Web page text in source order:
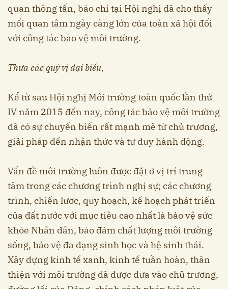
quan thông tấn, báo chí tại Hội nghị đã cho thấy
mối quan tâm ngày càng lớn của toàn xã hội đối
với công tác bảo vệ môi trường.
Thưa các quý vị đại biểu,
Kể từ sau Hội nghị Môi trường toàn quốc lần thứ
IV năm 2015 đến nay, công tác bảo vệ môi trường
đã có sự chuyển biến rất mạnh mẽ từ chủ trương,
giải pháp đến nhận thức và tư duy hành động.
Vấn đề môi trường luôn được đặt ở vị trí trung
tâm trong các chương trình nghị sự; các chương
trình, chiến lươc, quy hoạch, kế hoạch phát triển
của đất nước với mục tiêu cao nhất là bảo vệ sức
khỏe Nhân dân, bảo đảm chất lượng môi trường
sống, bảo vệ đa dạng sinh học và hệ sinh thái.
Xây dựng kinh tế xanh, kinh tế tuần hoàn, thân
thiện với môi trường đã được đưa vào chủ trương,